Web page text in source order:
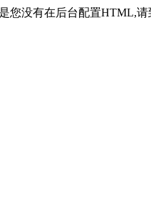
您没有在后台配置HTML,